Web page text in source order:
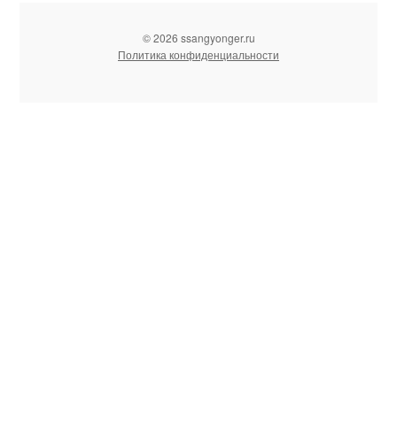
© 2026 ssangyonger.ru
Политика конфиденциальности